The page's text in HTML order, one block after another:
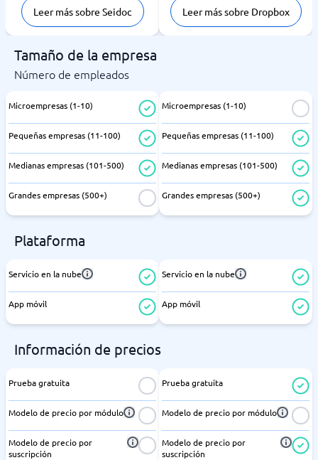
Leer más sobre Seidoc Leer más sobre Dropbox
Tamaño de la empresa
Número de empleados
Microempresas (1-10)
Pequeñas empresas (11-100)
Medianas empresas (101-500)
Grandes empresas (500+)
Microempresas (1-10)
Pequeñas empresas (11-100)
Medianas empresas (101-500)
Grandes empresas (500+)
Plataforma
Servicio en la nube
App móvil
Servicio en la nube
App móvil
Información de precios
Prueba gratuita
Modelo de precio por módulo
Modelo de precio por
suscripción
Prueba gratuita
Modelo de precio por módulo
Modelo de precio por
suscripción